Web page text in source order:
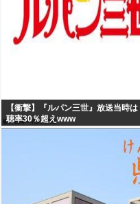
【衝撃】『ルパン三世』放送当時
聴率30％超えwww